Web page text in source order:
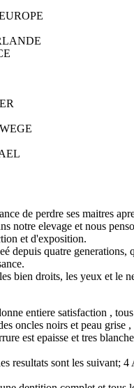
de perdre ses maitres
notre elevage et nous
et d'exposition.
depuis quatre generations,
bien droits, les yeux et le
entiere satisfaction ,
oncles noirs et peau grise
est epaisse et tres
resultats sont les suivant;